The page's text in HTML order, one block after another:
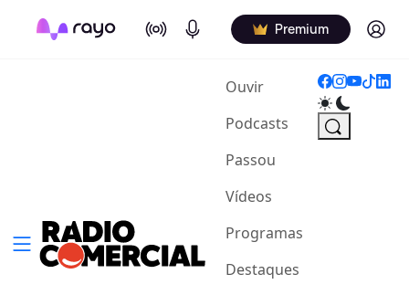
On Air Podcasts Premium Log in
Ouvir(current)
Podcasts
Passou
Vídeos
Programas
Destaques